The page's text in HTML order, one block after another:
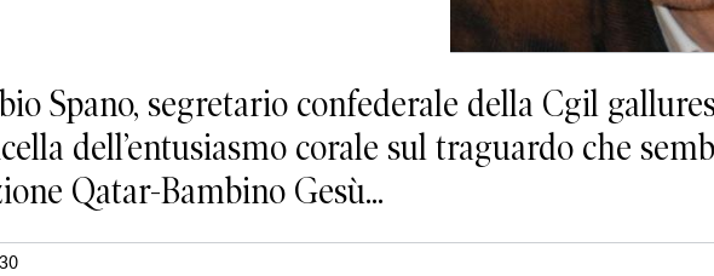
Spano, segretario confederale della Cgil
dell’entusiasmo corale sul traguardo che
Qatar-Bambino Gesù...